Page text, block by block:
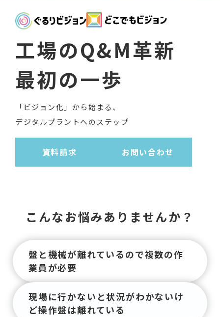
工場のQ&M革新
最初の一歩
「ビジョン化」から始まる、
デジタルプラントへのステップ
資料請求 お問い合わせ
こ んなお悩みあ り ませんか ？
盤と機械が離れているので複数の作
業員が必要
現場に行かないと状況がわかないけ
ど操作盤は離れている